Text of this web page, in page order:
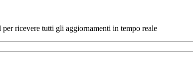
ricevere tutti gli aggiornamenti in tempo reale